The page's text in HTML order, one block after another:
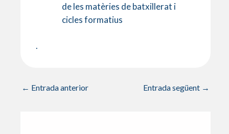
de les matèries de batxillerat i
cicles formatius
.
← Entrada anterior Entrada següent →